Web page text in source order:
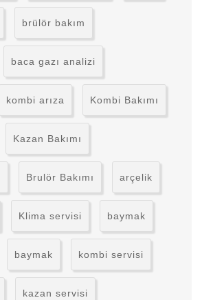
brülör bakım
baca gazı analizi
kombi arıza Kombi Bakımı
Kazan Bakımı
Brulör Bakımı arçelik
Klima servisi baymak
baymak kombi servisi
kazan servisi